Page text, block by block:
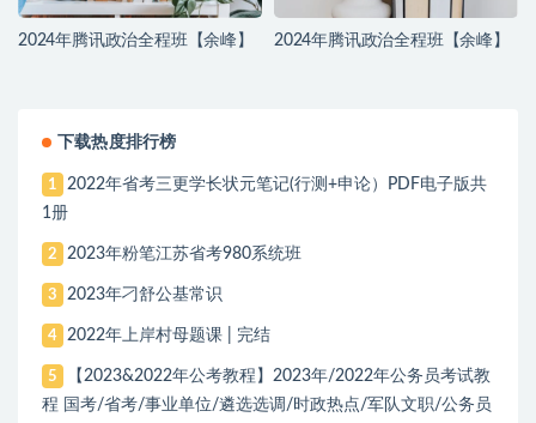
2024年腾讯政治全程班【余峰】 2024年腾讯政治全程班【余峰】
下载热度排行榜
1
2022年省考三更学长状元笔记(行测+申论）PDF电子版共
1册
2 2023年粉笔江苏省考980系统班
3 2023年刁舒公基常识
4 2022年上岸村母题课 | 完结
5
【2023&2022年公考教程】2023年/2022年公务员考试教
程 国考/省考/事业单位/遴选选调/时政热点/军队文职/公务员